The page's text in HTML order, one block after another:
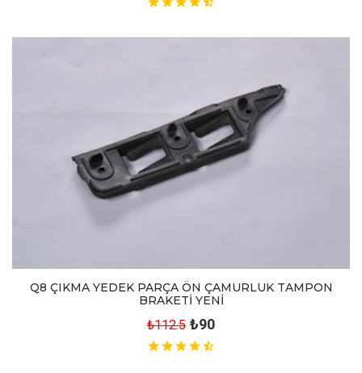
Q8 ÇIKMA YEDEK PARÇA ÖN ÇAMURLUK TAMPON
BRAKETİ YENİ
₺112.5 ₺90